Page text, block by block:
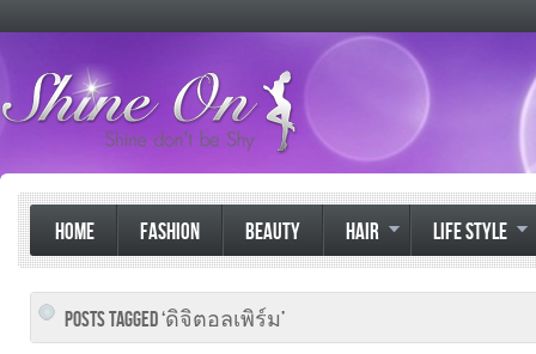
HOME FASHION BEAUTY HAIR LIFE STYLE
POSTS TAGGED ‘ดิจิตอลเพิร์ม’